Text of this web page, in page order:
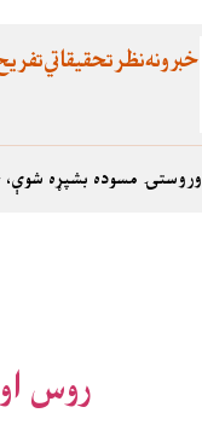
تحقیقاتينظرخبرونه
وروستۍ مسوده بشپړه
روس